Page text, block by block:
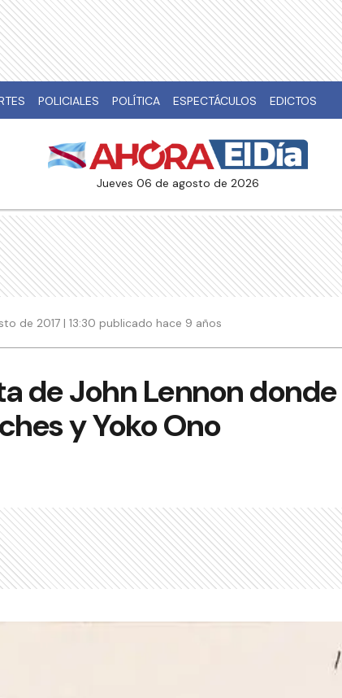
POLICIALES POLÍTICA ESPECTÁCULOS EDICTOS
jueves 06 de agosto de 2026
de 2017 | 13:30 publicado hace 9 años
de John Lennon
y Yoko Ono